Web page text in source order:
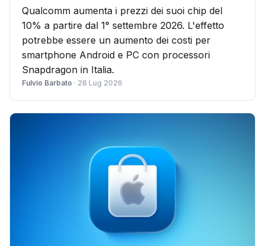
Qualcomm aumenta i prezzi dei suoi chip del
10% a partire dal 1° settembre 2026. L'effetto
potrebbe essere un aumento dei costi per
smartphone Android e PC con processori
Snapdragon in Italia.
Fulvio Barbato · 28 Lug 2026